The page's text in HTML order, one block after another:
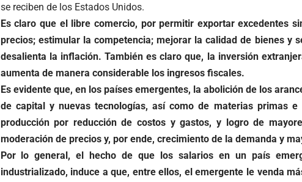
se reciben de los Estados Unidos.
Es claro que el libre comercio, por permitir exportar excedentes
precios; estimular la competencia; mejorar la calidad de bienes y
desalienta la inflación. También es claro que, la inversión
aumenta de manera considerable los ingresos fiscales.
Es evidente que, en los países emergentes, la abolición de los
de capital y nuevas tecnologías, así como de materias primas e
producción por reducción de costos y gastos, y logro de
moderación de precios y, por ende, crecimiento de la demanda y
Por lo general, el hecho de que los salarios en un país
industrializado, induce a que, entre ellos, el emergente le venda